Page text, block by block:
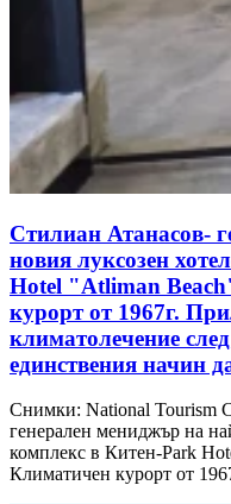
Стилиан Атанасов-
новия луксозен
Hotel "Atliman
курорт от 1967г.
климатолечение
единствения начин
Снимки: National Tourism
генерален мениджър на
комплекс в Китен-Park
Климатичен курорт от